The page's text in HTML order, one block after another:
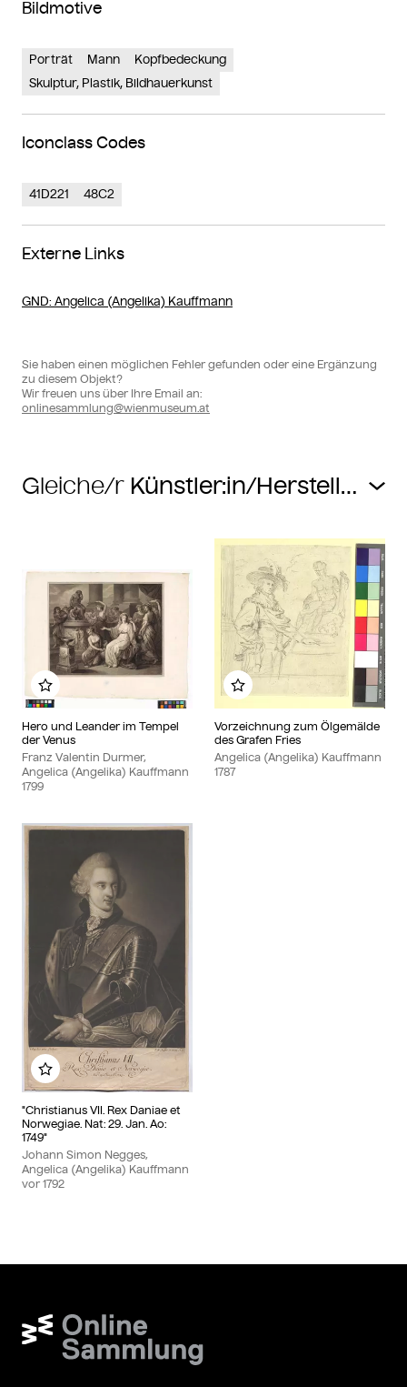
Bildmotive
Porträt Mann
Kopfbedeckung
Skulptur, Plastik, Bildhauerkunst
Iconclass Codes
41D221 48C2
Externe Links
GND: Angelica (Angelika) Kauffmann
Sie haben einen möglichen Fehler gefunden oder eine Ergänzung
zu diesem Objekt?
Wir freuen uns über Ihre Email an:
onlinesammlung@wienmuseum.at
Gleiche/r
Hero und Leander im Tempel
der Venus
Franz Valentin Durmer,
Angelica (Angelika) Kauffmann
1799
Zu meinem Album hinzufügen
Vorzeichnung zum Ölgemälde
des Grafen Fries
Angelica (Angelika) Kauffmann
1787
Zu meinem Album
"Christianus VII. Rex Daniae et
Norwegiae. Nat: 29. Jan. Ao:
1749"
Johann Simon Negges,
Angelica (Angelika) Kauffmann
vor 1792
Zu meinem Album hinzufügen
Wien Museum Online Sammlung